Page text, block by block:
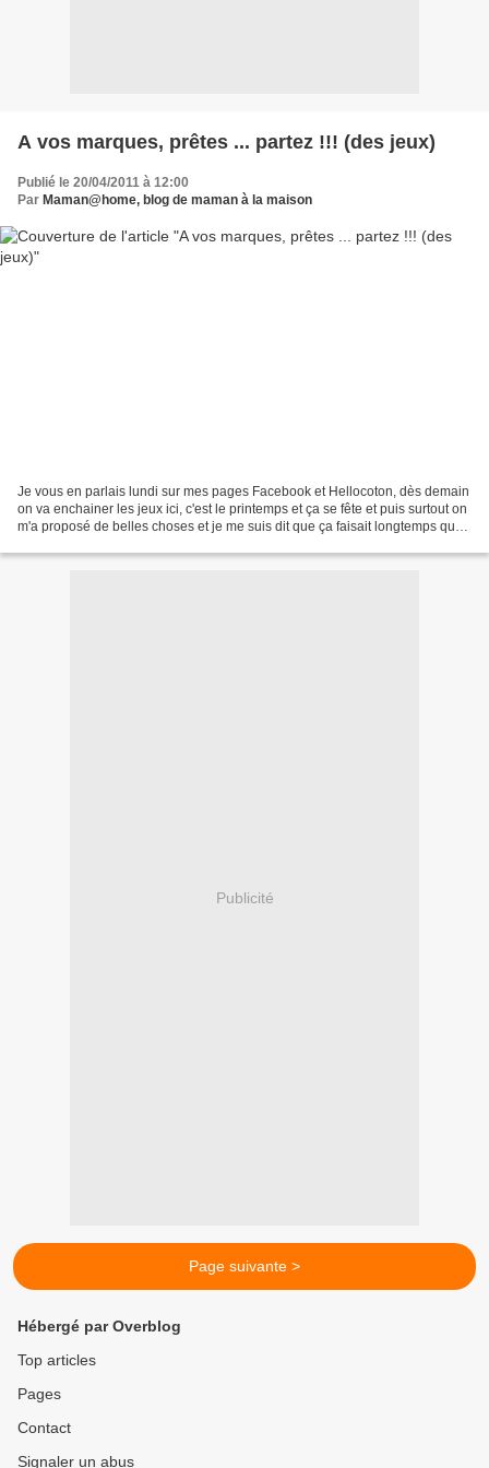
A vos marques, prêtes ... partez !!! (des jeux)
Publié le 20/04/2011 à 12:00
Par Maman@home, blog de maman à la maison
Je vous en parlais lundi sur mes pages Facebook et Hellocoton, dès demain
on va enchainer les jeux ici, c'est le printemps et ça se fête et puis surtout on
m'a proposé de belles choses et je me suis dit que ça faisait longtemps que
Publicité
Page suivante >
Hébergé par Overblog
Top articles
Pages
Contact
Signaler un abus